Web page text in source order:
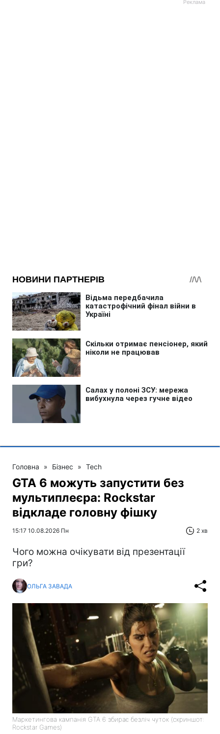
Головна » Бізнес » Tech
GTA 6 можуть запустити без
мультиплеєра: Rockstar
відкладе головну фішку
15:17 10.08.2026 Пн 2 хв
Чого можна очікувати від презентації
гри?
ОЛЬГА ЗАВАДА
Маркетингова кампанія GTA 6 збирає безліч чуток (скриншот:
Rockstar Games)